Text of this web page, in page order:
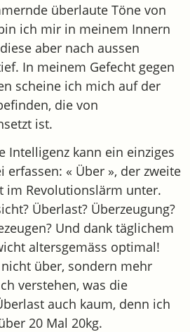
überlaute Töne von
ich mir in meinem Innern
aber nach aussen
In meinem Gefecht gegen
scheine ich mich auf der
die von
ist.
Intelligenz kann ein einziges
erfassen: « Über », der zweite
im Revolutionslärm unter.
Überlast? Überzeugung?
Und dank täglichem
altersgemäss optimal!
über, sondern mehr
verstehen, was die
auch kaum, denn ich
20 Mal 20kg.